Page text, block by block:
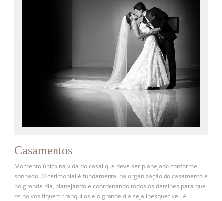
Casamentos
Momento único na vida do casal que deve ser planejado conforme
sonhado. O cerimonial é fundamental na organização do casamento e
no grande dia, planejando e coordenando todos os detalhes para que
os noivos fiquem tranquilos e o grande dia seja inesquecível. A